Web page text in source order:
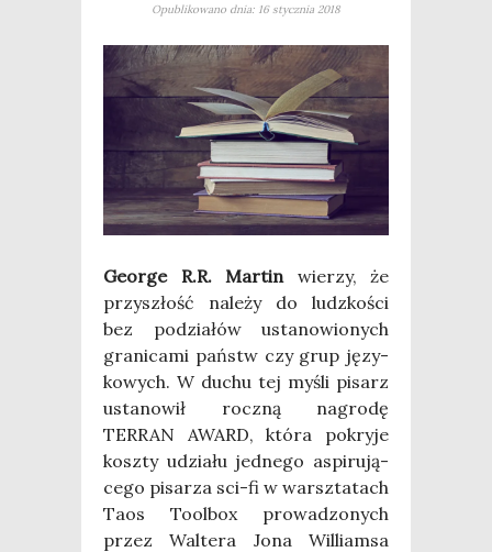
Opublikowano dnia: 16 stycznia 2018
Geo­r­ge R.R. Mar­tin wie­rzy, że
przy­szłość nale­ży do ludz­ko­ści
bez podzia­łów usta­no­wio­nych
gra­ni­ca­mi państw czy grup języ­
ko­wych. W duchu tej myśli pisarz
usta­no­wił rocz­ną nagro­dę
TERRAN AWARD, któ­ra pokry­je
kosz­ty udzia­łu jed­ne­go aspi­ru­ją­
ce­go pisa­rza sci-fi w warsz­ta­tach
Taos Tool­box pro­wa­dzo­nych
przez Wal­te­ra Jona Wil­liam­sa